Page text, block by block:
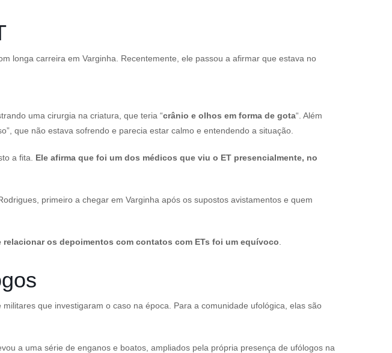
longa carreira em Varginha. Recentemente, ele passou a afirmar que estava no
uma cirurgia na criatura, que teria “crânio e olhos em forma de gota“. Além
que não estava sofrendo e parecia estar calmo e entendendo a situação.
a fita. Ele afirma que foi um dos médicos que viu o ET presencialmente, no
primeiro a chegar em Varginha após os supostos avistamentos e quem
os depoimentos com contatos com ETs foi um equívoco
que investigaram o caso na época. Para a comunidade ufológica, elas são
a uma série de enganos e boatos, ampliados pela própria presença de ufólogos na